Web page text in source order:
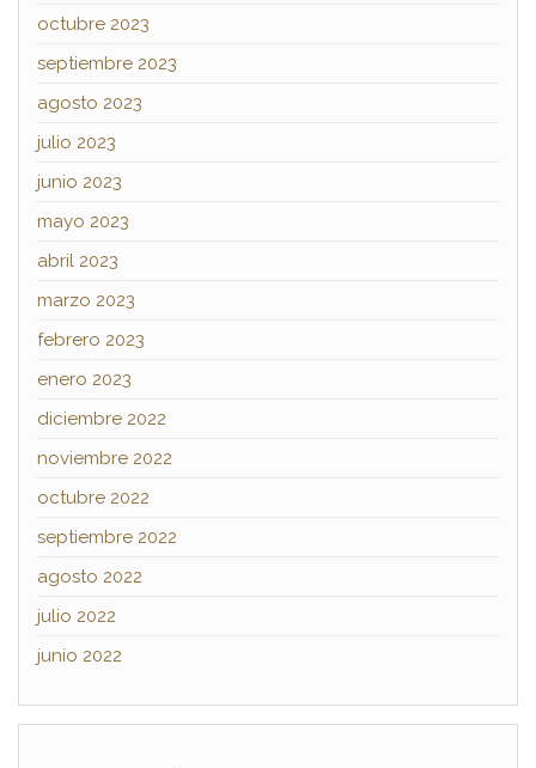
octubre 2023
septiembre 2023
agosto 2023
julio 2023
junio 2023
mayo 2023
abril 2023
marzo 2023
febrero 2023
enero 2023
diciembre 2022
noviembre 2022
octubre 2022
septiembre 2022
agosto 2022
julio 2022
junio 2022